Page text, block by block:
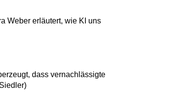
Weber erläutert, wie KI uns
dass vernachlässigte